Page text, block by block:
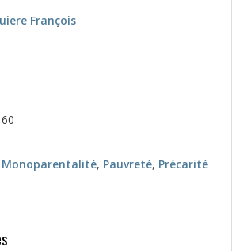
François
Monoparentalité, Pauvreté, Précarité